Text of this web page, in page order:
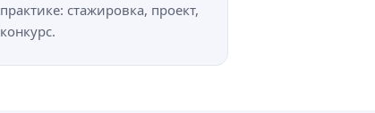
практике: стажировка, проект,
конкурс.